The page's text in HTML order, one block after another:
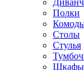
Полки
Столы
Стулья